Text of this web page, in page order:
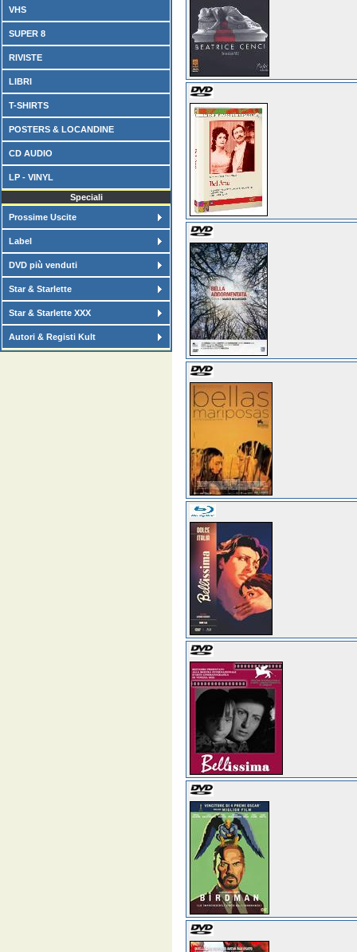
VHS
SUPER 8
RIVISTE
LIBRI
T-SHIRTS
POSTERS & LOCANDINE
CD AUDIO
LP - VINYL
Speciali
Prossime Uscite
Label
DVD più venduti
Star & Starlette
Star & Starlette XXX
Autori & Registi Kult